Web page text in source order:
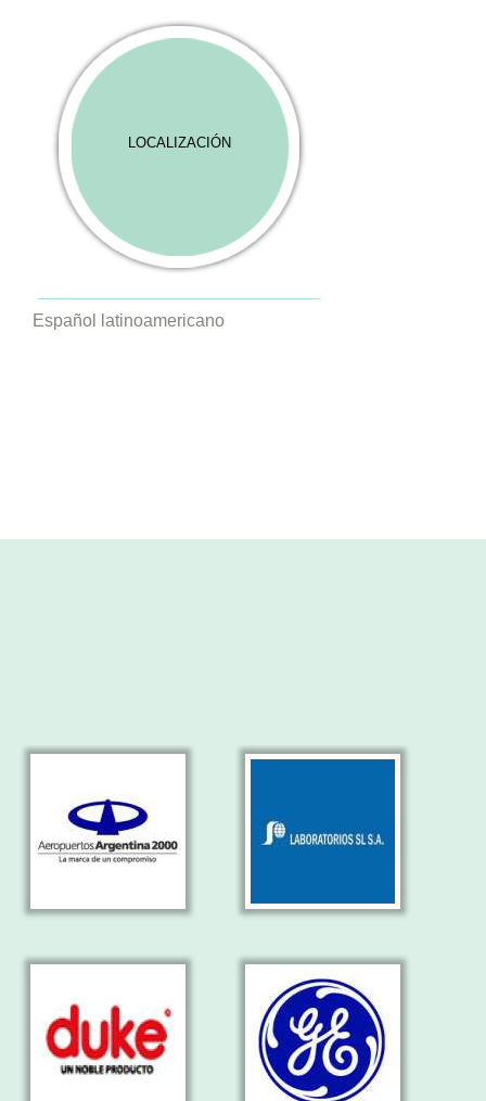
LOCALIZACIÓN
Español latinoamericano